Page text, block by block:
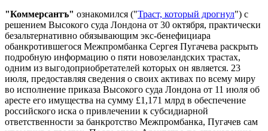
"Коммерсантъ" ознакомился ("Траст, который дрогнул") с
решением Высокого суда Лондона от 30 октября, практически
безальтернативно обязывающим экс-бенефициара
обанкротившегося Межпромбанка Сергея Пугачева раскрыть
подробную информацию о пяти новозеландских трастах,
одним из выгодоприобретателей которых он является. 23
июля, предоставляя сведения о своих активах по всему миру
во исполнение приказа Высокого суда Лондона от 11 июля об
аресте его имущества на сумму £1,171 млрд в обеспечение
российского иска о привлечении к субсидиарной
ответственности за банкротство Межпромбанка, Пугачев сам